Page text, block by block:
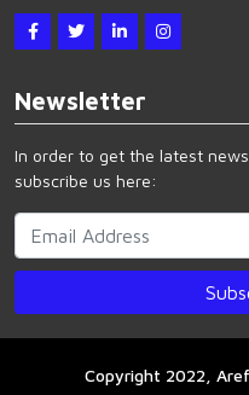
Newsletter
In order to get the latest
subscribe us here:
Copyright 2022,